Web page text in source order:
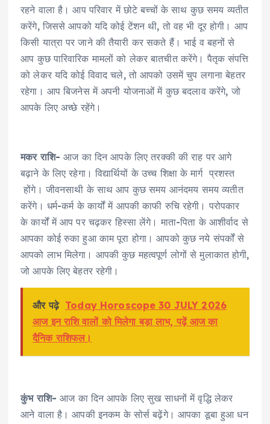
रहने वाला है। आप परिवार में छोटे बच्चों के साथ कुछ समय व्यतीत
करेंगे, जिससे आपको यदि कोई टेंशन थी, तो वह भी दूर होगी। आप
किसी यात्रा पर जाने की तैयारी कर सकते हैं। भाई व बहनों से
आप कुछ पारिवारिक मामलों को लेकर बातचीत करेंगे। पैतृक संपत्ति
को लेकर यदि कोई विवाद चले, तो आपको उसमें चुप लगाना बेहतर
रहेगा। आप बिजनेस में अपनी योजनाओं में कुछ बदलाव करेंगे, जो
आपके लिए अच्छे रहेंगे।
मकर राशि-आज का दिन आपके लिए तरक्की की राह पर आगे
बढ़ाने के लिए रहेगा। विद्यार्थियों के उच्च शिक्षा के मार्ग प्रशस्त
होंगे। जीवनसाथी के साथ आप कुछ समय आनंदमय समय व्यतीत
करेंगे। धर्म-कर्म के कार्यों में आपकी काफी रुचि रहेगी। परोपकार
के कार्यों में आप पर चढ़कर हिस्सा लेंगे। माता-पिता के आशीर्वाद से
आपका कोई रुका हुआ काम पूरा होगा। आपको कुछ नये संपर्कों से
आपको लाभ मिलेगा। आपकी कुछ महत्वपूर्ण लोगों से मुलाकात होगी,
जो आपके लिए बेहतर रहेगी।
और पढ़े Today Horoscope 30 JULY 2026
आज इन राशि वालों को मिलेगा बड़ा लाभ, पढ़ें आज का
दैनिक राशिफल।
कुंभ राशि-आज का दिन आपके लिए सुख साधनों में वृद्धि लेकर
आने वाला है। आपकी इनकम के सोर्स बढ़ेंगे। आपका डूबा हुआ धन